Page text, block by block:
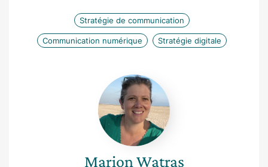
Stratégie de communication
Communication numérique Stratégie digitale
Marion
Watras
MarionWatras